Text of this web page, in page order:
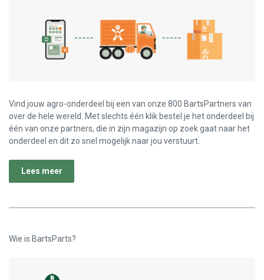
Vind jouw agro-onderdeel bij een van onze 800 BartsPartners van
over de hele wereld. Met slechts één klik bestel je het onderdeel bij
één van onze partners, die in zijn magazijn op zoek gaat naar het
onderdeel en dit zo snel mogelijk naar jou verstuurt.
Lees meer
Wie is BartsParts?